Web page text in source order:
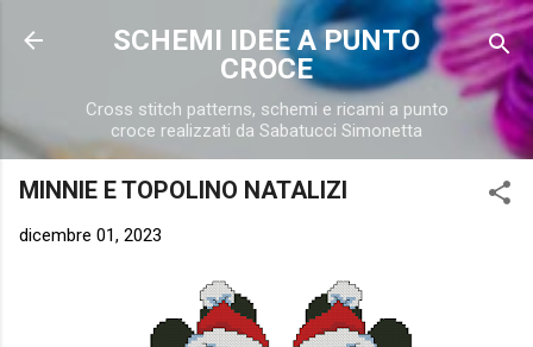
Passa ai contenuti principali
SCHEMI IDEE A PUNTO
CROCE
Cross stitch patterns, schemi e ricami a punto
croce realizzati da Sabatucci Simonetta
MINNIE E TOPOLINO NATALIZI
dicembre 01, 2023